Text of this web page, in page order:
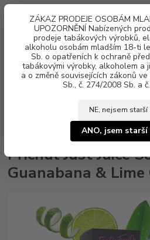
ZÁKAZ PRODEJE OSOBÁM
UPOZORNĚNÍ Nabízených
prodeje tabákových výrobků,
alkoholu osobám mladším 18-ti
Sb. o opatřeních k ochraně
tabákovými výrobky, alkoholem a
a o změně souvisejících zákonů
Sb., č. 274/2008 Sb. a
NE, nejsem
ANO, jsem
S&V 10ml Guanabana & Lime On Ice
Příchuť Just Juice
Guanabana & Lime